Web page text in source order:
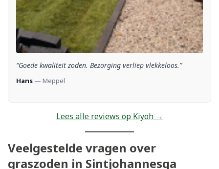
“Goede kwaliteit zoden. Bezorging verliep vlekkeloos.”
Hans — Meppel
Lees alle reviews op Kiyoh →
Veelgestelde vragen over
graszoden in Sintjohannesga